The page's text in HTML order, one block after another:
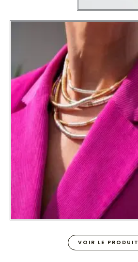
VOIR LE PRODUIT